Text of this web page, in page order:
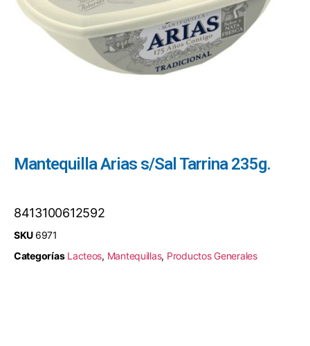
Mantequilla Arias s/Sal Tarrina 235g.
8413100612592
SKU 6971
Categorías Lacteos, Mantequillas, Productos Generales